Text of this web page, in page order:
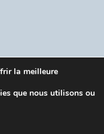
la meilleure
que nous utilisons ou